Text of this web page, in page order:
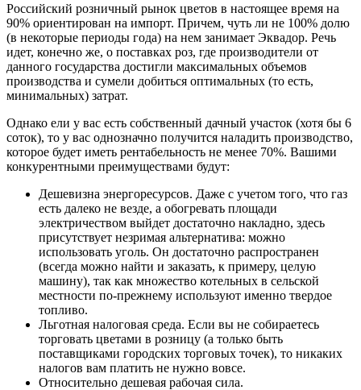
Российский розничный рынок цветов в настоящее время на
90% ориентирован на импорт. Причем, чуть ли не 100% долю
(в некоторые периоды года) на нем занимает Эквадор. Речь
идет, конечно же, о поставках роз, где производители от
данного государства достигли максимальных объемов
производства и сумели добиться оптимальных (то есть,
минимальных) затрат.
Однако ели у вас есть собственный дачный участок (хотя бы 6
соток), то у вас однозначно получится наладить производство,
которое будет иметь рентабельность не менее 70%. Вашими
конкурентными преимуществами будут:
Дешевизна энергоресурсов. Даже с учетом того, что газ
есть далеко не везде, а обогревать площади
электричеством выйдет достаточно накладно, здесь
присутствует незримая альтернатива: можно
использовать уголь. Он достаточно распространен
(всегда можно найти и заказать, к примеру, целую
машину), так как множество котельных в сельской
местности по-прежнему используют именно твердое
топливо.
Льготная налоговая среда. Если вы не собираетесь
торговать цветами в розницу (а только быть
поставщиками городских торговых точек), то никаких
налогов вам платить не нужно вовсе.
Относительно дешевая рабочая сила.